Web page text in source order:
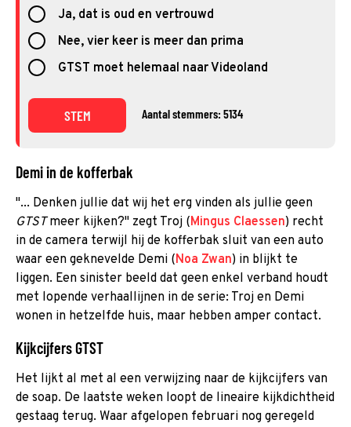
Ja, dat is oud en vertrouwd
Nee, vier keer is meer dan prima
GTST moet helemaal naar Videoland
STEM Aantal stemmers: 5134
Demi in de kofferbak
"... Denken jullie dat wij het erg vinden als jullie geen
GTSTmeer kijken?" zegt Troj (Mingus Claessen) recht
in de camera terwijl hij de kofferbak sluit van een auto
waar een geknevelde Demi (Noa Zwan) in blijkt te
liggen. Een sinister beeld dat geen enkel verband houdt
met lopende verhaallijnen in de serie: Troj en Demi
wonen in hetzelfde huis, maar hebben amper contact.
Kijkcijfers GTST
Het lijkt al met al een verwijzing naar de kijkcijfers van
de soap. De laatste weken loopt de lineaire kijkdichtheid
gestaag terug. Waar afgelopen februari nog geregeld